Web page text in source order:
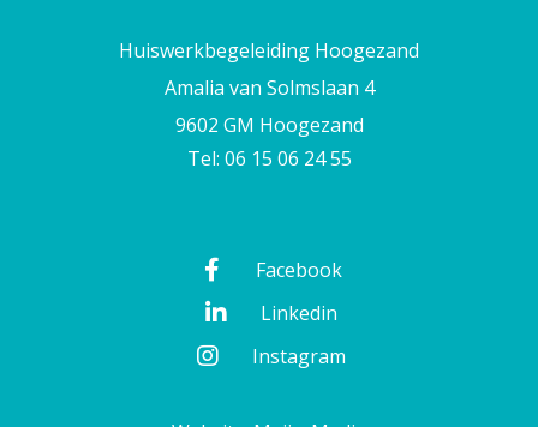
Huiswerkbegeleiding Hoogezand
Amalia van Solmslaan 4
9602 GM Hoogezand
Tel: 06 15 06 24 55
Facebook
Linkedin
Instagram